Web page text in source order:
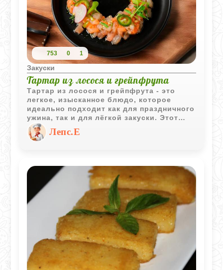
753 0 1
Закуски
Тартар из лосося и грейпфрута
Тартар из лосося и грейпфрута - это
легкое, изысканное блюдо, которое
идеально подходит как для праздничного
ужина, так и для лёгкой закуски. Этот
рецепт сочетает в себе свежесть,
текстурное разнообразие и изысканную
Лепс.Е